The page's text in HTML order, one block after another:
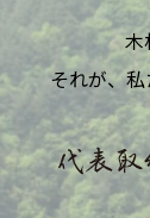
木
それが、